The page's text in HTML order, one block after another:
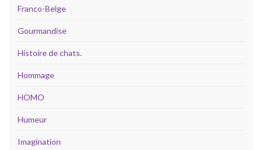
Franco-Belge
Gourmandise
Histoire de chats.
Hommage
HOMO
Humeur
Imagination